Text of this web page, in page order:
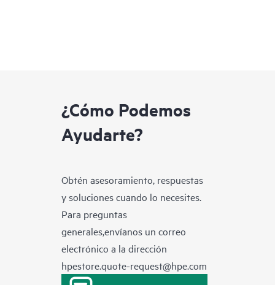
¿Cómo Podemos
Ayudarte?
Obtén asesoramiento, respuestas
y soluciones cuando lo necesites.
Para preguntas
generales,envíanos un correo
electrónico a la dirección
hpestore.quote-request@hpe.com